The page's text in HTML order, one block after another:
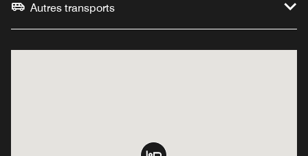
Autres transports